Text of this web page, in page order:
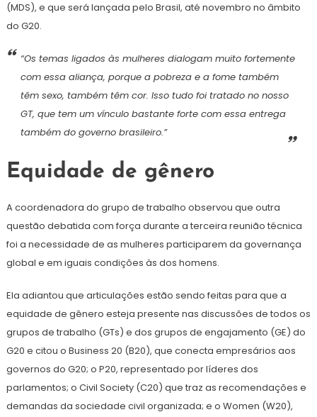
(MDS), e que será lançada pelo Brasil, até novembro no âmbito
do G20.
“Os temas ligados às mulheres dialogam muito fortemente
com essa aliança, porque a pobreza e a fome também
têm sexo, também têm cor. Isso tudo foi tratado no nosso
GT, que tem um vínculo bastante forte com essa entrega
também do governo brasileiro.”
Equidade de gênero
A coordenadora do grupo de trabalho observou que outra
questão debatida com força durante a terceira reunião técnica
foi a necessidade de as mulheres participarem da governança
global e em iguais condições às dos homens.
Ela adiantou que articulações estão sendo feitas para que a
equidade de gênero esteja presente nas discussões de todos os
grupos de trabalho (GTs) e dos grupos de engajamento (GE) do
G20 e citou o Business 20 (B20), que conecta empresários aos
governos do G20; o P20, representado por líderes dos
parlamentos; o Civil Society (C20) que traz as recomendações e
demandas da sociedade civil organizada; e o Women (W20),